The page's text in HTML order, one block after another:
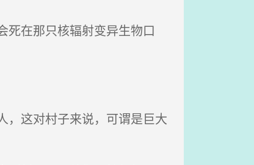
在那只核辐射变异生物口
这对村子来说，可谓是巨大